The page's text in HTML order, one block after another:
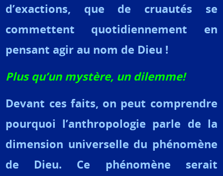
d’exactions, que de cruautés se
commettent quotidiennement en
pensant agir au nom de Dieu !
Plus qu’un mystère, un dilemme!
Devant ces faits, on peut comprendre
pourquoi l’anthropologie parle de la
dimension universelle du phénomène
de Dieu. Ce phénomène serait